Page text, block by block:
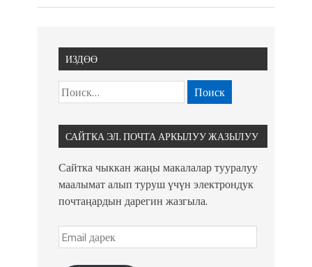
ИЗДӨӨ
САЙТКА ЭЛ. ПОЧТА АРКЫЛУУ ЖАЗЫЛУУ
Сайтка чыккан жаңы макалалар тууралуу
маалымат алып туруш үчүн электрондук
почтаңардын дарегин жазгыла.